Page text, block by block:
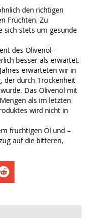
den richtigen
Früchten. Zu
sich stets um gesunde
des Olivenöl-
besser als erwartet.
erwarteten wir in
der durch Trockenheit
Das Olivenöl mit
als im letzten
wird nicht in
fruchtigen Öl und –
auf die bitteren,